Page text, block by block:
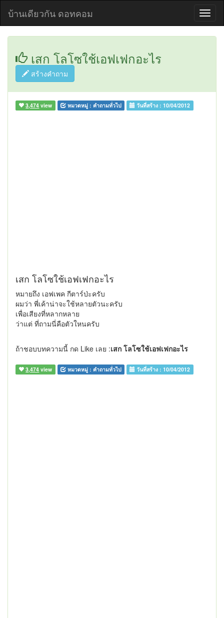
บ้านเดียวกัน ดอทคอม
เสก โลโซใช้เอฟเฟกอะไร
สร้างคำถาม
3,474 view หมวดหมู่ : คำถามทั่วไป วันที่สร้าง :10/04/2012
เสก โลโซใช้เอฟเฟกอะไร
หมายถึง เอฟเพค กีตาร์ป่ะครับ
ผมว่า พี่เค้าน่าจะใช้หลายตัวนะครับ
เพื่อเสียงที่หลากหลาย
ว่าแต่ ที่ถามนี่คือตัวใหนครับ
ถ้าชอบบทความนี้ กด Like เลย :เสก โลโซใช้เอฟเฟกอะไร
3,474 view หมวดหมู่ : คำถามทั่วไป วันที่สร้าง :10/04/2012